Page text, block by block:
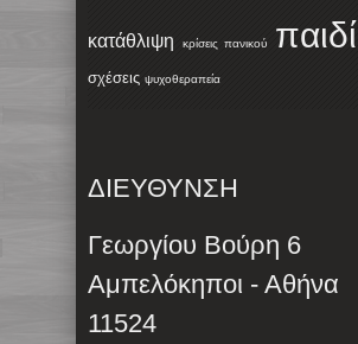
κατάθλιψη κρίσεις πανικού παιδί
σχέσεις ψυχοθεραπεία
ΔΙΕΥΘΥΝΣΗ
Γεωργίου Βούρη 6
Αμπελόκηποι - Αθήνα
11524